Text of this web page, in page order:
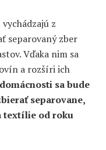
z
separovaný zber
Vďaka nim sa
a rozšíri ich
sa bude
separovane,
textílie od roku